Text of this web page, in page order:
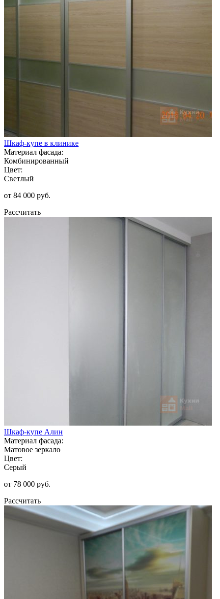
Шкаф-купе в клинике
Материал фасада:
Комбинированный
Цвет:
Светлый
от 84 000 руб.
Рассчитать
Шкаф-купе Алин
Материал фасада:
Матовое зеркало
Цвет:
Серый
от 78 000 руб.
Рассчитать